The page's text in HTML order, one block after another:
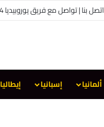
اتصل بنا | تواصل مع فريق يوروبيديا 24
ألمانيا إسبانيا إيطاليا